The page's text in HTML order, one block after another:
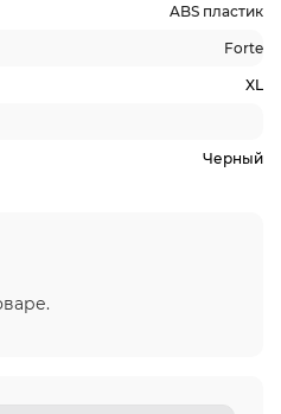
ABS пластик
Forte
XL
Черный